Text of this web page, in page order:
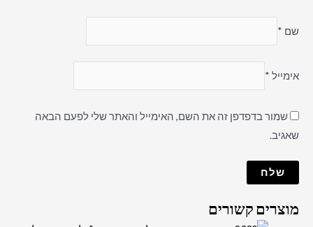
שם *
אימייל *
שמור בדפדפן זה את השם, האימייל והאתר שלי לפעם הבאה
שאגיב.
מוצרים קשורים